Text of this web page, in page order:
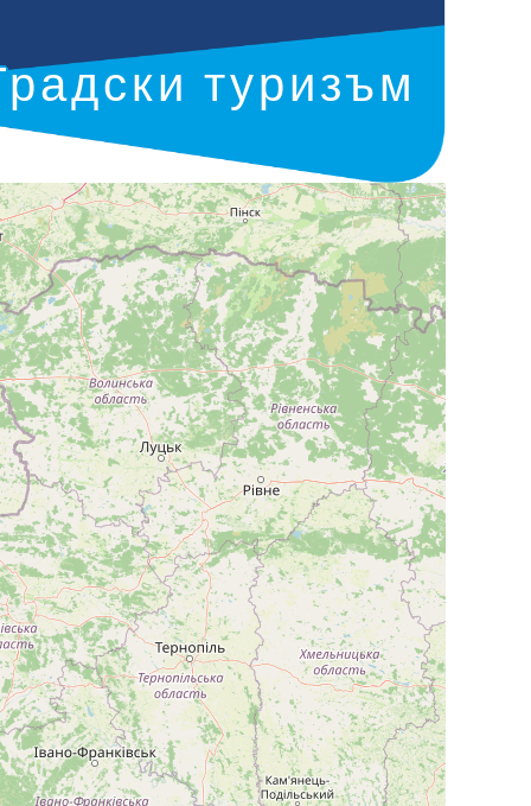
туризъм